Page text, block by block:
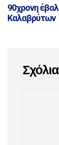
90χρονη
Καλαβρύτων
Σχόλια